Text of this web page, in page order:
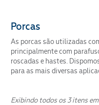
Porcas
As porcas são utilizadas
principalmente com
roscadas e hastes.
para as mais diversas
Exibindo todos os 3 itens